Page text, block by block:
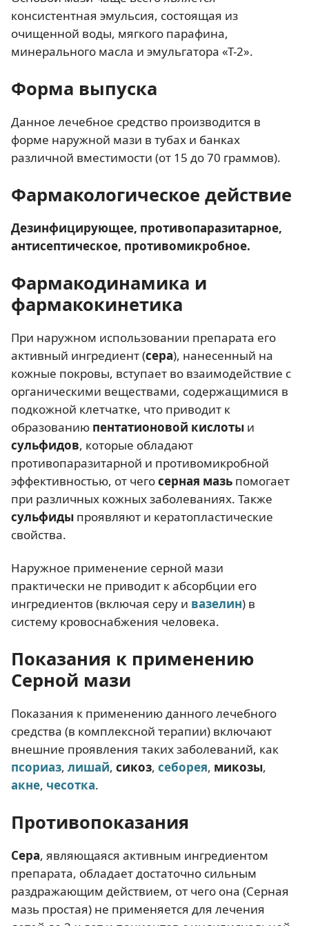
консистентная эмульсия, состоящая из
очищенной воды, мягкого парафина,
минерального масла и эмульгатора «Т-2».
Форма выпуска
Данное лечебное средство производится в
форме наружной мази в тубах и банках
различной вместимости (от 15 до 70 граммов).
Фармакологическое действие
Дезинфицирующее, противопаразитарное,
антисептическое, противомикробное.
Фармакодинамика и
фармакокинетика
При наружном использовании препарата его
активный ингредиент (сера), нанесенный на
кожные покровы, вступает во взаимодействие с
органическими веществами, содержащимися в
подкожной клетчатке, что приводит к
образованию пентатионовой кислоты и
сульфидов, которые обладают
противопаразитарной и противомикробной
эффективностью, от чегосерная мазь помогает
при различных кожных заболеваниях. Также
сульфиды проявляют и кератопластические
свойства.
Наружное применение серной мази
практически не приводит к абсорбции его
ингредиентов (включая серу и вазелин) в
систему кровоснабжения человека.
Показания к применению
Серной мази
Показания к применению данного лечебного
средства (в комплексной терапии) включают
внешние проявления таких заболеваний, как
псориаз, лишай, сикоз, себорея, микозы,
акне, чесотка.
Противопоказания
Сера, являющаяся активным ингредиентом
препарата, обладает достаточно сильным
раздражающим действием, от чего она (Серная
мазь простая) не применяется для лечения